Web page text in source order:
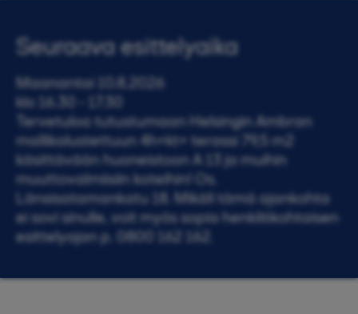
Seuraava esittelyaika
Maanantai 10.8.2026
klo 16.30 - 17.30
Tervetuloa tutustumaan Helsingin Ambran
mallikalustettuun 4h+kt+ terassi 79,5 m2
käsittävään huoneistoon A 13 ja muihin
muuttovalmiisiin koteihin! Os.
Länsisatamankatu 18. Mikäli tämä ajankohta
ei sovi sinulle, voit myös sopia henkilökohtaisen
esittelyajan p. 0800 162 162.